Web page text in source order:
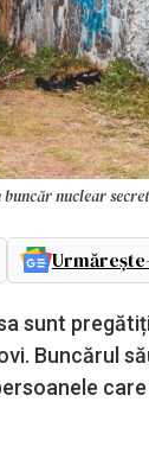
nuclear
sunt
Buncărul